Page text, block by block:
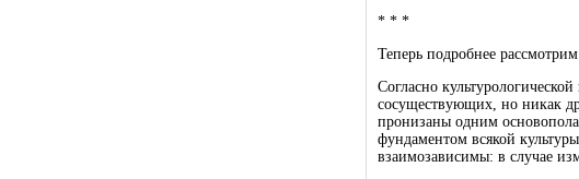
* * *
Теперь подробнее
Согласно
сосуществующих, но никак
пронизаны одним
фундаментом всякой
взаимозависимы: в случае